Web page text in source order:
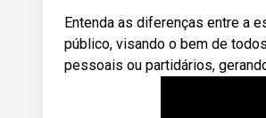
Entenda as diferenças entre a
público, visando o bem de
pessoais ou partidários,